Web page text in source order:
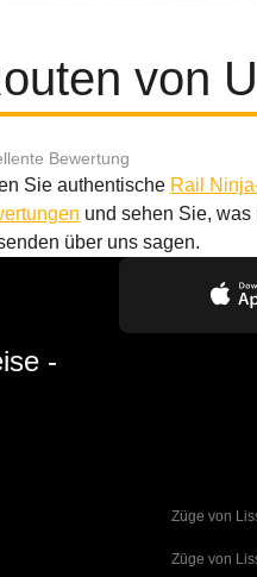
von
Bewertung
Sie authentische Rail
und sehen Sie, was
über uns sagen.
-
Züge von
Züge von